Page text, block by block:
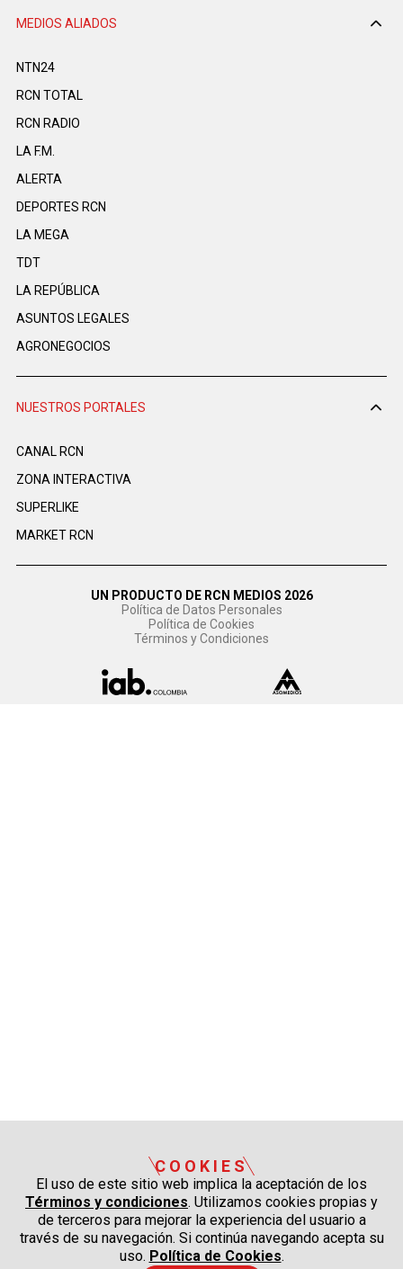
MEDIOS ALIADOS
NTN24
RCN TOTAL
RCN RADIO
LA F.M.
ALERTA
DEPORTES RCN
LA MEGA
TDT
LA REPÚBLICA
ASUNTOS LEGALES
AGRONEGOCIOS
NUESTROS PORTALES
CANAL RCN
ZONA INTERACTIVA
SUPERLIKE
MARKET RCN
UN PRODUCTO DE RCN MEDIOS 2026
Política de Datos Personales
Política de Cookies
Términos y Condiciones
COOKIES
El uso de este sitio web implica la aceptación de los
Términos y condiciones. Utilizamos cookies propias y
de terceros para mejorar la experiencia del usuario a
través de su navegación. Si continúa navegando acepta su
uso. Política de Cookies.